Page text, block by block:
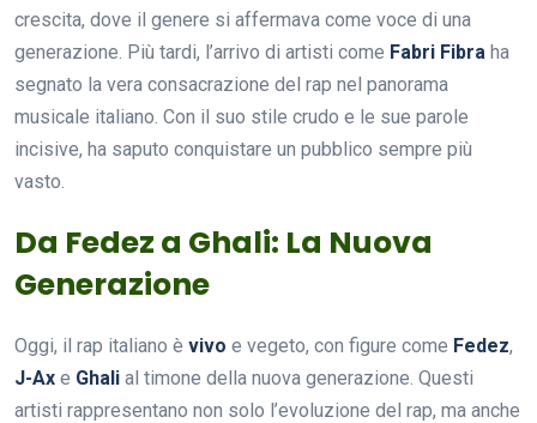
crescita, dove il genere si affermava come voce di una
generazione. Più tardi, l’arrivo di artisti come Fabri Fibra ha
segnato la vera consacrazione del rap nel panorama
musicale italiano. Con il suo stile crudo e le sue parole
incisive, ha saputo conquistare un pubblico sempre più
vasto.
Da Fedez a Ghali: La Nuova
Generazione
Oggi, il rap italiano è vivo e vegeto, con figure come Fedez,
J-Ax e Ghali al timone della nuova generazione. Questi
artisti rappresentano non solo l’evoluzione del rap, ma anche